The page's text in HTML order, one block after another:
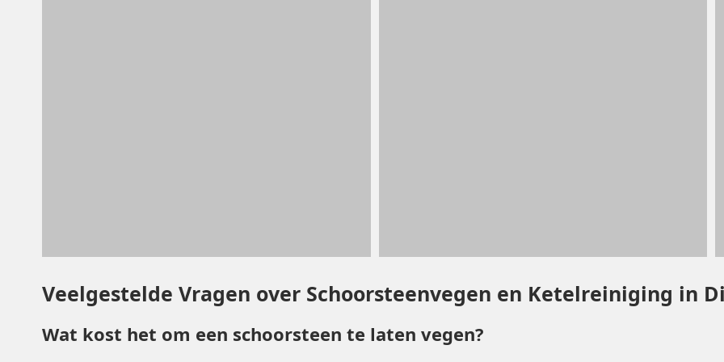
Veelgestelde Vragen over Schoorsteenvegen en Ketelreiniging in
Wat kost het om een schoorsteen te laten vegen?